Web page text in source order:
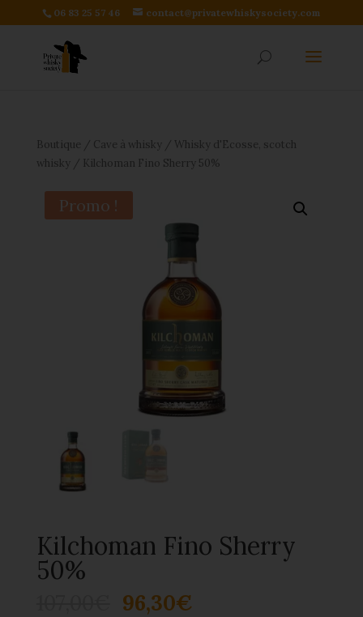
06 83 25 57 46 contact@privatewhiskysociety.com
Boutique / Cave à whisky/ Whisky d'Ecosse, scotch
whisky/ Kilchoman Fino Sherry 50%
Promo !
Kilchoman Fino Sherry
50%
96,30€